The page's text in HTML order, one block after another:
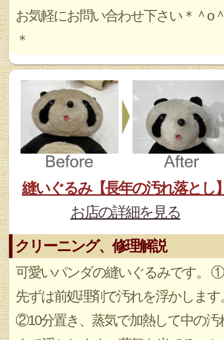
お気軽にお問い合わせ下さい＊＾o
＊
縫いぐるみ【長年の汚れ落とし
お店の詳細を見る
クリーニング、修理解説
可愛いパンダの縫いぐるみです。 ①
先ずは前処理剤で汚れを浮かします
②10分置き、蒸気で加熱して中の汚